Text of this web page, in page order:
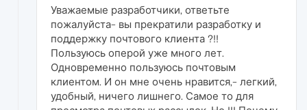
Уважаемые разработчики, ответьте
пожалуйста- вы прекратили разработку и
поддержку почтового клиента ?!!
Пользуюсь оперой уже много лет.
Одновременно пользуюсь почтовым
клиентом. И он мне очень нравится,- легкий,
удобный, ничего лишнего. Самое то для